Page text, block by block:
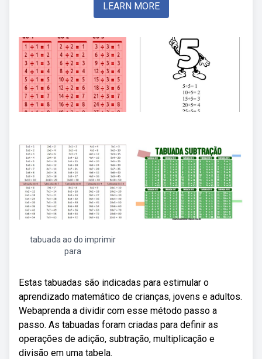
LEARN MORE
tabuada ao do imprimir
para
Estas tabuadas são indicadas para estimular o
aprendizado matemático de crianças, jovens e adultos.
Webaprenda a dividir com esse método passo a
passo. As tabuadas foram criadas para definir as
operações de adição, subtração, multiplicação e
divisão em uma tabela.